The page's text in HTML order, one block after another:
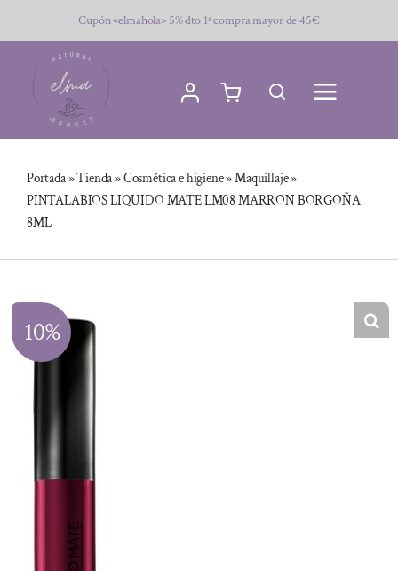
al
contenido
Cupón «elmahola» 5% dto 1ª compra mayor de 45€
Portada»Tienda»Cosmética e higiene»Maquillaje»
PINTALABIOS LIQUIDO MATE LM08 MARRON BORGOÑA
8ML
10%